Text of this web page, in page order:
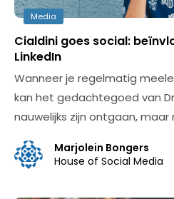
Media
Cialdini goes social:
LinkedIn
Wanneer je regelmatig
kan het gedachtegoed van
nauwelijks zijn ontgaan,
Marjolein Bongers
House of Social Media